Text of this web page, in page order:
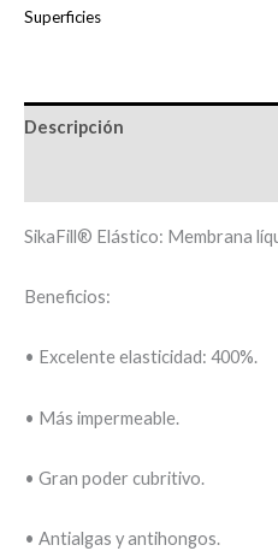
Superficies
Descripción
SikaFill® Elástico: Membrana
Beneficios:
• Excelente elasticidad: 400%.
• Más impermeable.
• Gran poder cubritivo.
• Antialgas y antihongos.